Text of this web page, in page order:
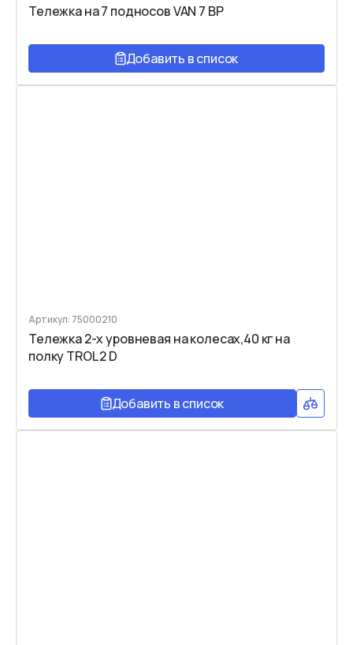
Тележка на 7 подносов VAN 7 BP
Добавить в список
Артикул: 75000210
Тележка 2-х уровневая на колесах,40 кг на
полку TROL 2 D
Добавить в список